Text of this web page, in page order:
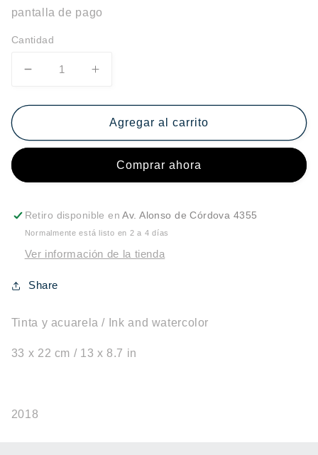
pantalla de pago
Cantidad
Reducir
para
Conquista
Aumentar
para
La
Conquista
Agregar al carrito
Comprar ahora
Retiro disponible enAv. Alonso de Córdova 4355
Normalmente está listo en 2 a 4 días
Ver información de la tienda
Share
Tinta y acuarela / Ink and watercolor
33 x 22 cm / 13 x 8.7 in
2018